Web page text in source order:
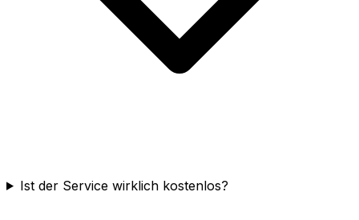
Ist der Service wirklich kostenlos?